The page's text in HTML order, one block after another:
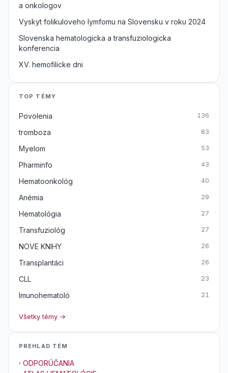
a onkologov
Vyskyt folikuloveho lymfomu na Slovensku v roku 2024
Slovenska hematologicka a transfuziologicka
konferencia
XV. hemofilicke dni
TOP TÉMY
Povolenia 136
tromboza 83
Myelom 53
Pharminfo 43
Hematoonkológ 40
Anémia 29
Hematológia 27
Transfuziológ 27
NOVE KNIHY 26
Transplantáci 26
CLL 23
Imunohematoló 21
Všetky témy →
PREHLAD TÉM
· ODPORÚČANIA